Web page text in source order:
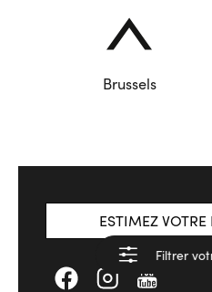
Filtrer
Brussels
ESTIMEZ